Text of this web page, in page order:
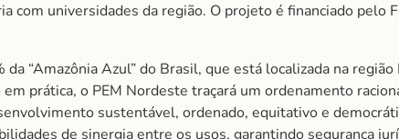
com universidades da região. O projeto é financiado pelo
“Amazônia Azul” do Brasil, que está localizada na
prática, o PEM Nordeste traçará um ordenamento
sustentável, ordenado, equitativo e
de sinergia entre os usos, garantindo segurança